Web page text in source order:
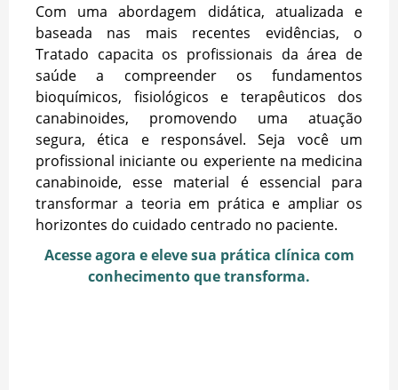
Com uma abordagem didática, atualizada e
baseada nas mais recentes evidências, o
Tratado capacita os profissionais da área de
saúde a compreender os fundamentos
bioquímicos, fisiológicos e terapêuticos dos
canabinoides, promovendo uma atuação
segura, ética e responsável. Seja você um
profissional iniciante ou experiente na medicina
canabinoide, esse material é essencial para
transformar a teoria em prática e ampliar os
horizontes do cuidado centrado no paciente.
Acesse agora e eleve sua prática clínica com
conhecimento que transforma.